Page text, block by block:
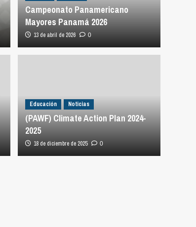
Campeonato Panamericano
Mayores Panamá 2026
13 de abril de 2026 0
Educación Noticias
(PAWF) Climate Action Plan 2024-
2025
18 de diciembre de 2025 0